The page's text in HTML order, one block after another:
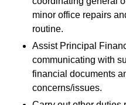
minor office repairs
routine.
Assist Principal
communicating with
financial documents
concerns/issues.